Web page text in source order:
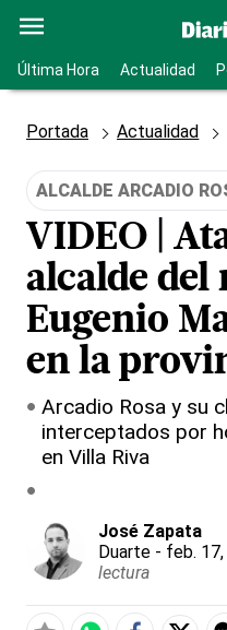
Última Hora Actualidad
Portada Actualidad
ALCALDE ARCADIO
VIDEO |
alcalde
Eugenio
en la
Arcadio Rosa y su
interceptados por
en Villa Riva
José Zapata
Duarte - feb.
lectura